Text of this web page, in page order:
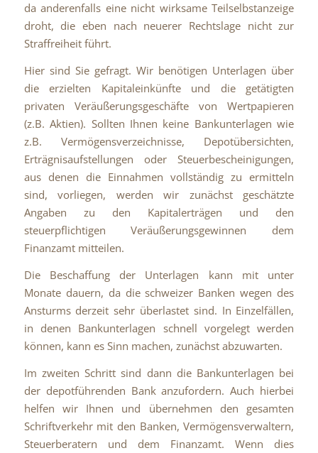
da anderenfalls eine nicht wirksame Teilselbstanzeige
droht, die eben nach neuerer Rechtslage nicht zur
Straffreiheit führt.
Hier sind Sie gefragt. Wir benötigen Unterlagen über
die erzielten Kapitaleinkünfte und die getätigten
privaten Veräußerungsgeschäfte von Wertpapieren
(z.B. Aktien). Sollten Ihnen keine Bankunterlagen wie
z.B. Vermögensverzeichnisse, Depotübersichten,
Erträgnisaufstellungen oder Steuerbescheinigungen,
aus denen die Einnahmen vollständig zu ermitteln
sind, vorliegen, werden wir zunächst geschätzte
Angaben zu den Kapitalerträgen und den
steuerpflichtigen Veräußerungsgewinnen dem
Finanzamt mitteilen.
Die Beschaffung der Unterlagen kann mit unter
Monate dauern, da die schweizer Banken wegen des
Ansturms derzeit sehr überlastet sind. In Einzelfällen,
in denen Bankunterlagen schnell vorgelegt werden
können, kann es Sinn machen, zunächst abzuwarten.
Im zweiten Schritt sind dann die Bankunterlagen bei
der depotführenden Bank anzufordern. Auch hierbei
helfen wir Ihnen und übernehmen den gesamten
Schriftverkehr mit den Banken, Vermögensverwaltern,
Steuerberatern und dem Finanzamt. Wenn dies